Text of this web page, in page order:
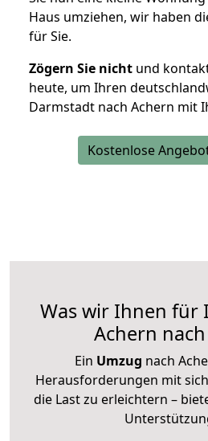
Haus umziehen, wir haben
für Sie.
Zögern Sie nicht und
heute, um Ihren
Darmstadt nach Achern mit
Kostenlose
Was wir Ihnen für
Achern
Ein Umzug nach
Herausforderungen mit
die Last zu erleichtern –